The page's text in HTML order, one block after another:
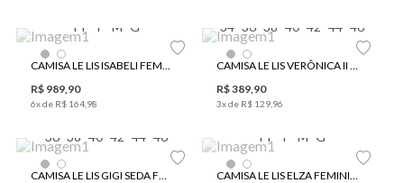
PP P M G
CAMISA LE LIS ISABELI FEMININA
R$ 989 90
6x de R$ 164 98
34 36 38 40 42 44 46
CAMISA LE LIS VERÔNICA II FEMININA
R$389 90
3x de R$ 129 96
36 38 40 42 44 46
CAMISA LE LIS GIGI SEDA FEMININA
PP P M G
CAMISA LE LIS ELZA FEMININA